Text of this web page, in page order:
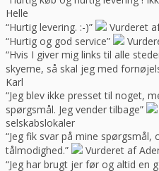
Helle
“Hurtig levering. :-)”
Vurderet
“Hurtig og god service”
“Hvis I giver mig links til alle
skyerne, så skal jeg med
Karl
“Jeg blev ikke presset til noget,
spørgsmål. Jeg vender tilbage”
selskabslokaler
“Jeg fik svar på mine spørgsmål,
tålmodighed.”
Vurderet af
“Jeg har brugt jer før og altid en